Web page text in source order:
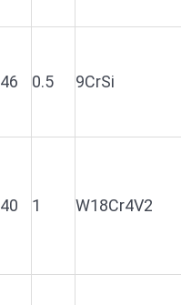
46 0.5 9CrSi
40 1 W18Cr4V2